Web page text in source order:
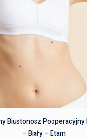
Biustonosz Pooperacyjny
– Biały – Etam